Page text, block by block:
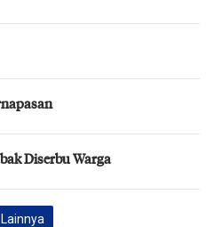
Diserbu Warga